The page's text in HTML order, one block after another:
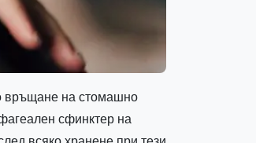
връщане на стомашно
сфинктер на